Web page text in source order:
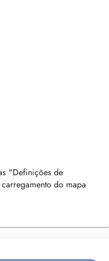
"Definições de
do mapa